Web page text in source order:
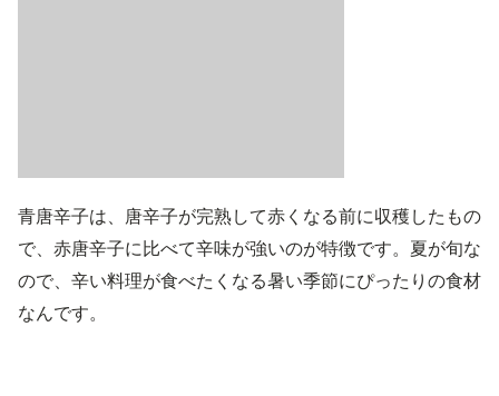
青唐辛子は、唐辛子が完熟して赤くなる前に収穫したもの
で、赤唐辛子に比べて辛味が強いのが特徴です。夏が旬な
ので、辛い料理が食べたくなる暑い季節にぴったりの食材
なんです。